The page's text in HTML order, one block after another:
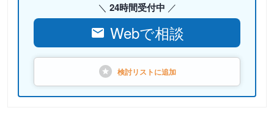
24時間受付中
Webで相談
検討リストに追加